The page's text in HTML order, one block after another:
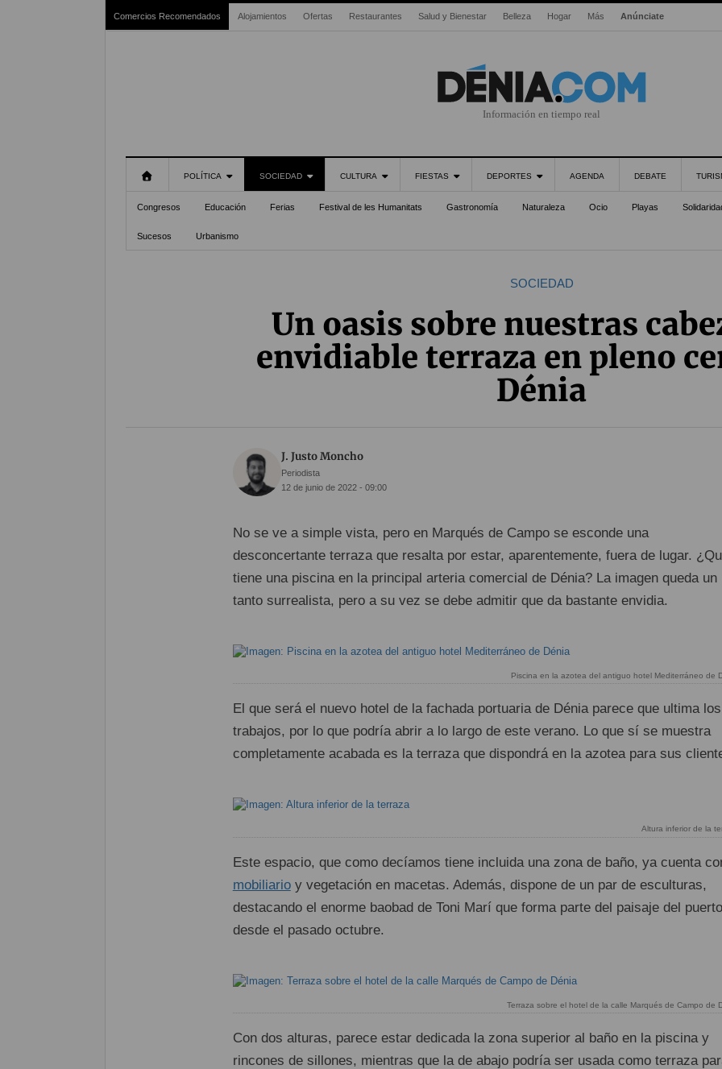
Comercios Recomendados Alojamientos Ofertas Restaurantes Salud y Bienestar Belleza Hogar Más Anúnciate
Información en tiempo real
POLÍTICA SOCIEDAD CULTURA FIESTAS DEPORTES AGENDA DEBATE
Congresos Educación Ferias Festival de les Humanitats Gastronomía Naturaleza Ocio Playas
Sucesos Urbanismo
SOCIEDAD
Un oasis sobre nuestras
envidiable terraza en pleno
Dénia
J. Justo Moncho
Periodista
12 de junio de 2022 - 09:00
No se ve a simple vista, pero en Marqués de Campo se esconde una
desconcertante terraza que resalta por estar, aparentemente, fuera de lugar.
tiene una piscina en la principal arteria comercial de Dénia? La imagen queda un
tanto surrealista, pero a su vez se debe admitir que da bastante envidia.
Piscina en la azotea del antiguo hotel Mediterráneo de
El que será el nuevo hotel de la fachada portuaria de Dénia parece que ultima los
trabajos, por lo que podría abrir a lo largo de este verano. Lo que sí se muestra
completamente acabada es la terraza que dispondrá en la azotea para sus
Altura inferior de la
Este espacio, que como decíamos tiene incluida una zona de baño, ya cuenta
mobiliarioy vegetación en macetas. Además, dispone de un par de esculturas,
destacando el enorme baobad de Toni Marí que forma parte del paisaje del puerto
desde el pasado octubre.
Terraza sobre el hotel de la calle Marqués de Campo de
Con dos alturas, parece estar dedicada la zona superior al baño en la piscina y
rincones de sillones, mientras que la de abajo podría ser usada como terraza